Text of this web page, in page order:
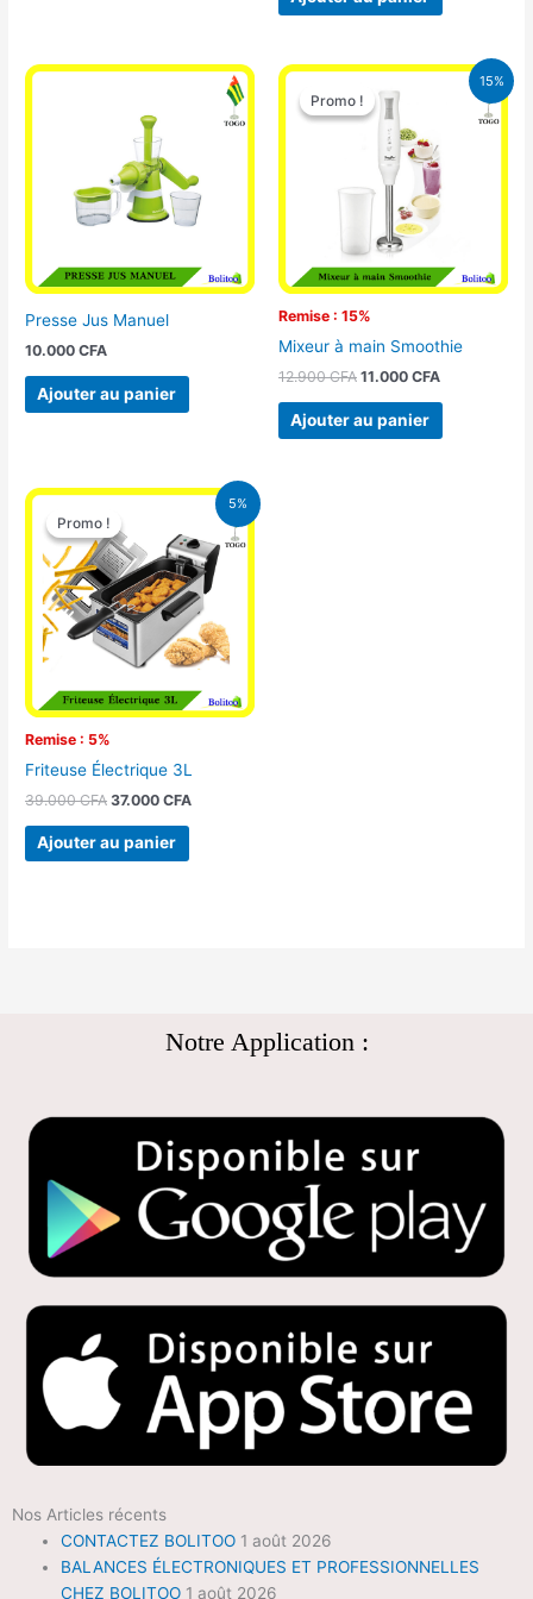
Presse Jus Manuel
10.000CFA
Ajouter au panier
15%
Promo !
Remise : 15%
Promo !
Mixeur à main Smoothie
12.900CFA
Le
prix
initial
était :
12.900 CFA.
11.000 CFA
Le
Ajouter au panier
5%
Promo !
Remise : 5%
Promo !
Friteuse Électrique 3L
39.000CFA
Le
initial
était :
39.000 CFA.
37.000CFA
Le
prix
actuel
est :
37.000 CFA.
Ajouter au panier
Notre Application :
Nos Articles récents
CONTACTEZ BOLITOO 1 août 2026
BALANCES ÉLECTRONIQUES ET PROFESSIONNELLES
CHEZ BOLITOO 1 août 2026